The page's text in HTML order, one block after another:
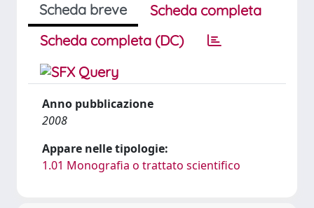
Scheda breve
Scheda completa
Scheda completa (DC)
Anno pubblicazione
2008
Appare nelle tipologie:
1.01 Monografia o trattato scientifico